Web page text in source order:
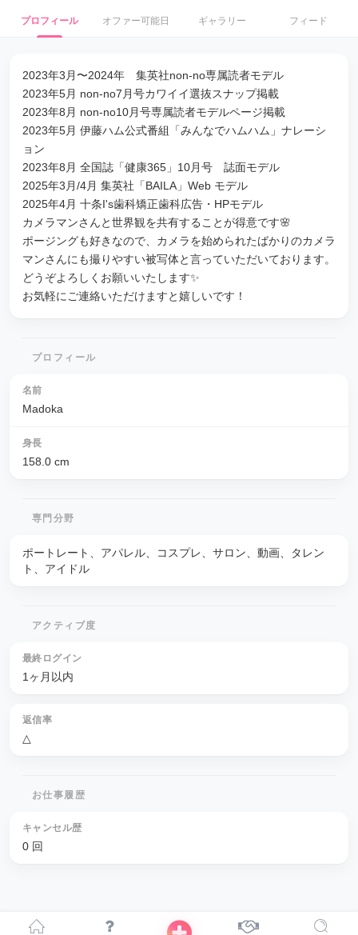
プロフィール オファー可能日 ギャラリー フィード
2023年3月〜2024年 集英社non-no専属読者モデル
2023年5月 non-no7月号カワイイ選抜スナップ掲載
2023年8月 non-no10月号専属読者モデルページ掲載
2023年5月 伊藤ハム公式番組「みんなでハムハム」ナレーシ
ョン
2023年8月 全国誌「健康365」10月号 誌面モデル
2025年3月/4月 集英社「BAILA」Web モデル
2025年4月 十条I's歯科矯正歯科広告・HPモデル
カメラマンさんと世界観を共有することが得意です🌸
ポージングも好きなので、カメラを始められたばかりのカメラ
マンさんにも撮りやすい被写体と言っていただいております。
どうぞよろしくお願いいたします✨
お気軽にご連絡いただけますと嬉しいです！
プロフィール
名前
Madoka
身長
158.0 cm
専門分野
ポートレート、アパレル、コスプレ、サロン、動画、タレン
ト、アイドル
アクティブ度
最終ログイン
1ヶ月以内
返信率
△
お仕事履歴
キャンセル歴
0 回